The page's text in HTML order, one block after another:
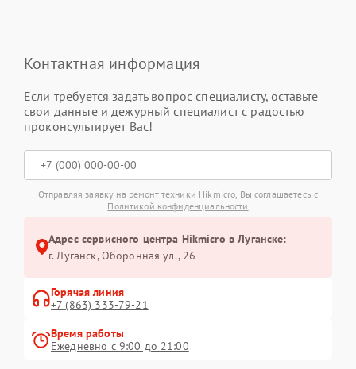
Контактная информация
Если требуется задать вопрос специалисту, оставьте
свои данные и дежурный специалист с радостью
проконсультирует Вас!
Отправляя заявку на ремонт техники Hikmicro, Вы соглашаетесь с
Политикой конфиденциальности
Адрес сервисного центра Hikmicro в Луганске:
г. Луганск, Оборонная ул., 26
Горячая линия
+7 (863) 333-79-21
Время работы
Ежедневно с 9:00 до 21:00